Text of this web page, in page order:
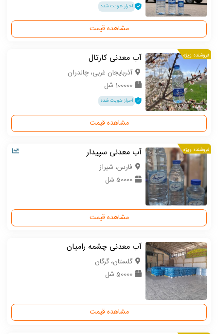
احراز هویت شده
مشاهده قیمت
فروشنده ویژه آب معدنی کارتال
آذربایجان غربی، چالدران
100000 شل
احراز هویت شده
مشاهده قیمت
فروشنده ویژه آب معدنی سپیدار
فارس، شیراز
50000 شل
مشاهده قیمت
آب معدنی چشمه رامیان
گلستان، گرگان
50000 شل
مشاهده قیمت